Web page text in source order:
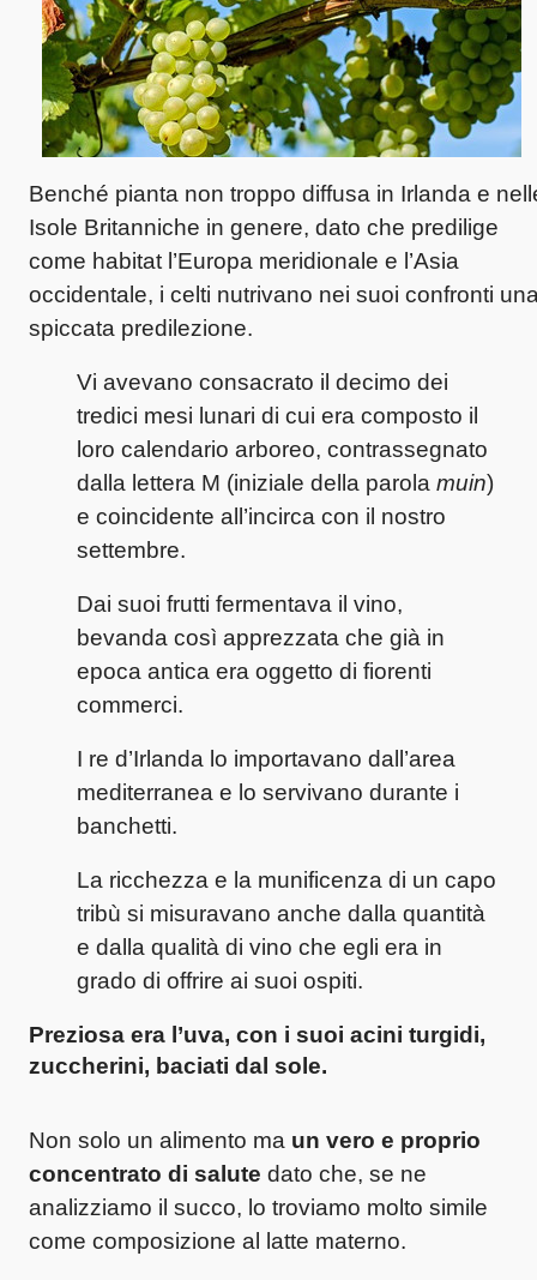
Benché pianta non troppo diffusa in Irlanda e
Isole Britanniche in genere, dato che predilige
come habitat l’Europa meridionale e l’Asia
occidentale, i celti nutrivano nei suoi confronti
spiccata predilezione.
Vi avevano consacrato il decimo dei
tredici mesi lunari di cui era composto il
loro calendario arboreo, contrassegnato
dalla lettera M (iniziale della parola muin)
e coincidente all’incirca con il nostro
settembre.
Dai suoi frutti fermentava il vino,
bevanda così apprezzata che già in
epoca antica era oggetto di fiorenti
commerci.
I re d’Irlanda lo importavano dall’area
mediterranea e lo servivano durante i
banchetti.
La ricchezza e la munificenza di un capo
tribù si misuravano anche dalla quantità
e dalla qualità di vino che egli era in
grado di offrire ai suoi ospiti.
Preziosa era l’uva, con i suoi acini turgidi,
zuccherini, baciati dal sole.
Non solo un alimento ma un vero e proprio
concentrato di salute dato che, se ne
analizziamo il succo, lo troviamo molto simile
come composizione al latte materno.